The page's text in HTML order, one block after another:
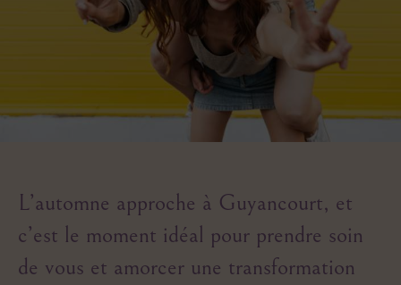
L’automne approche à Guyancourt, et
c’est le moment idéal pour prendre soin
de vous et amorcer une transformation